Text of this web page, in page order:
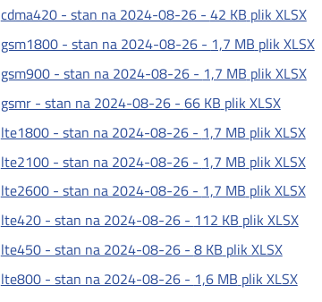
cdma420 - stan na 2024-08-26 - 42 KB plik XLSX
gsm1800 - stan na 2024-08-26 - 1,7 MB plik XLSX
gsm900 - stan na 2024-08-26 - 1,7 MB plik XLSX
gsmr - stan na 2024-08-26 - 66 KB plik XLSX
lte1800 - stan na 2024-08-26 - 1,7 MB plik XLSX
lte2100 - stan na 2024-08-26 - 1,7 MB plik XLSX
lte2600 - stan na 2024-08-26 - 1,7 MB plik XLSX
lte420 - stan na 2024-08-26 - 112 KB plik XLSX
lte450 - stan na 2024-08-26 - 8 KB plik XLSX
lte800 - stan na 2024-08-26 - 1,6 MB plik XLSX